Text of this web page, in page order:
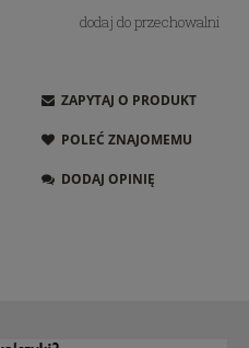
dodaj do przechowalni
ZAPYTAJ O PRODUKT
POLEĆ ZNAJOMEMU
DODAJ OPINIĘ